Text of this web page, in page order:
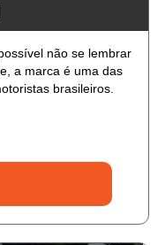
não se lembrar
a marca é uma das
brasileiros.